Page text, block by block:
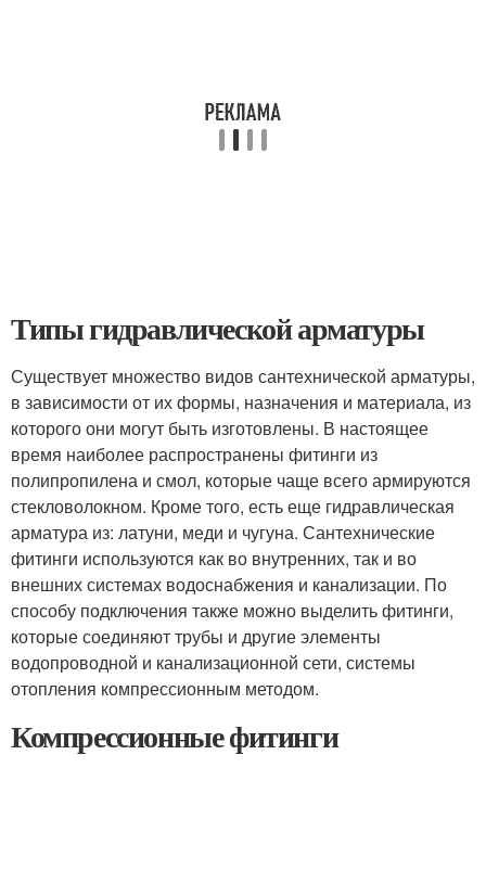
Типы гидравлической арматуры
Существует множество видов сантехнической арматуры,
в зависимости от их формы, назначения и материала, из
которого они могут быть изготовлены. В настоящее
время наиболее распространены фитинги из
полипропилена и смол, которые чаще всего армируются
стекловолокном. Кроме того, есть еще гидравлическая
арматура из: латуни, меди и чугуна. Сантехнические
фитинги используются как во внутренних, так и во
внешних системах водоснабжения и канализации. По
способу подключения также можно выделить фитинги,
которые соединяют трубы и другие элементы
водопроводной и канализационной сети, системы
отопления компрессионным методом.
Компрессионные фитинги